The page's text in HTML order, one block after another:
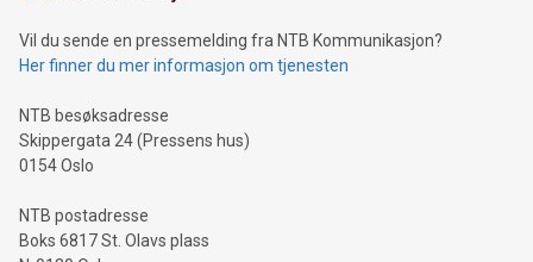
Vil du sende en pressemelding fra NTB Kommunikasjon?
Her finner du mer informasjon om tjenesten
NTB besøksadresse
Skippergata 24 (Pressens hus)
0154 Oslo
NTB postadresse
Boks 6817 St. Olavs plass